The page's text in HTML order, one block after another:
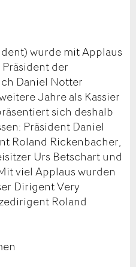
wurde mit Applaus
der
Daniel Notter
Jahre als Kassier
sich deshalb
Präsident Daniel
Roland Rickenbacher,
Urs Betschart und
viel Applaus wurden
Dirigent Very
Roland